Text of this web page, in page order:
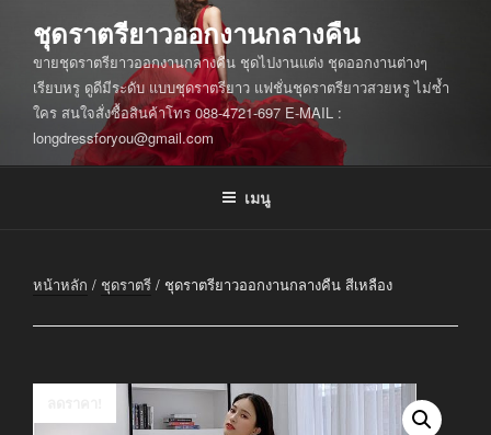
บทความ
ชุดราตรียาวออกงานกลางคืน
ขายชุดราตรียาวออกงานกลางคืน ชุดไปงานแต่ง ชุดออกงานต่างๆ
เรียบหรู ดูดีมีระดับ แบบชุดราตรียาว แฟชั่นชุดราตรียาวสวยหรู ไม่ซ้ำ
ใคร สนใจสั่งซื้อสินค้าโทร 088-4721-697 E-MAIL :
longdressforyou@gmail.com
เมนู
หน้าหลัก / ชุดราตรี / ชุดราตรียาวออกงานกลางคืน สีเหลือง